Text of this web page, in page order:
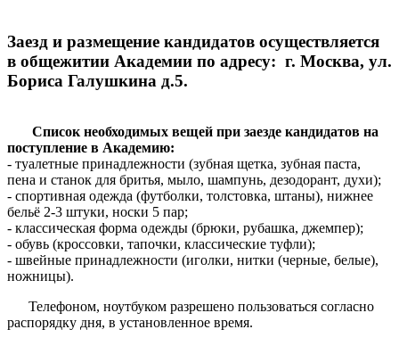
Заезд и размещение кандидатов осуществляется
в общежитии Академии по адресу: г. Москва, ул.
Бориса Галушкина д.5.
Список необходимых вещей при заезде кандидатов на
поступление в Академию:
- туалетные принадлежности (зубная щетка, зубная паста,
пена и станок для бритья, мыло, шампунь, дезодорант, духи);
- спортивная одежда (футболки, толстовка, штаны), нижнее
бельё 2-3 штуки, носки 5 пар;
- классическая форма одежды (брюки, рубашка, джемпер);
- обувь (кроссовки, тапочки, классические туфли);
- швейные принадлежности (иголки, нитки (черные, белые),
ножницы).
Телефоном, ноутбуком разрешено пользоваться согласно
распорядку дня, в установленное время.